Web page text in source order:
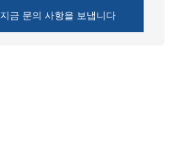
지금 문의 사항을 보냅니다